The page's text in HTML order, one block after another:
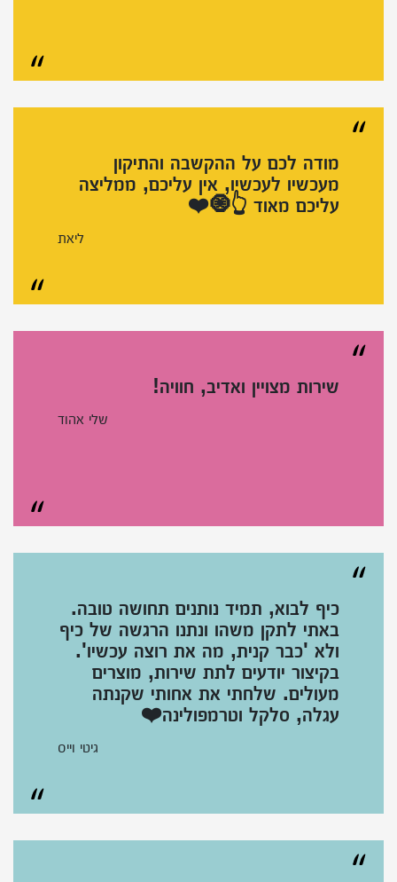
מודה לכם על ההקשבה והתיקון
מעכשיו לעכשיו, אין עליכם, ממליצה
עליכם מאוד 👆🧿❤️
ליאת
שירות מצויין ואדיב, חוויה!
שלי אהוד
כיף לבוא, תמיד נותנים תחושה טובה.
באתי לתקן משהו ונתנו הרגשה של כיף
ולא 'כבר קנית, מה את רוצה עכשיו'.
בקיצור יודעים לתת שירות, מוצרים
מעולים. שלחתי את אחותי שקנתה
עגלה, סלקל וטרמפולינה❤️
גיטי וייס